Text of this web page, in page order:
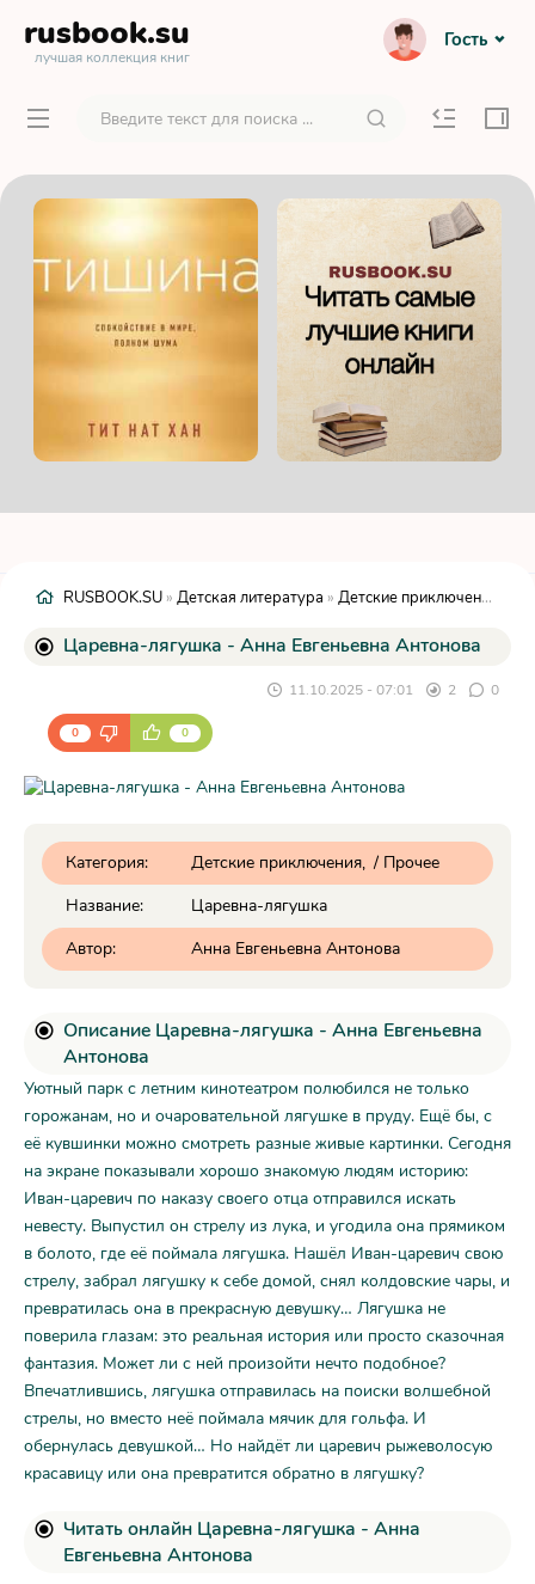
rusbook.su
лучшая коллекция книг
Гость
RUSBOOK.SU » Детская литература » Детские приключения
Царевна-лягушка - Анна Евгеньевна Антонова
11.10.2025 - 07:01 2 0
0 0
Категория: Детские приключения / Прочее
Название:
Царевна-лягушка
Автор:
Анна Евгеньевна Антонова
Описание Царевна-лягушка - Анна Евгеньевна
Антонова
Уютный парк с летним кинотеатром полюбился не только
горожанам, но и очаровательной лягушке в пруду. Ещё бы, с
её кувшинки можно смотреть разные живые картинки. Сегодня
на экране показывали хорошо знакомую людям историю:
Иван-царевич по наказу своего отца отправился искать
невесту. Выпустил он стрелу из лука, и угодила она прямиком
в болото, где её поймала лягушка. Нашёл Иван-царевич свою
стрелу, забрал лягушку к себе домой, снял колдовские чары, и
превратилась она в прекрасную девушку… Лягушка не
поверила глазам: это реальная история или просто сказочная
фантазия. Может ли с ней произойти нечто подобное?
Впечатлившись, лягушка отправилась на поиски волшебной
стрелы, но вместо неё поймала мячик для гольфа. И
обернулась девушкой… Но найдёт ли царевич рыжеволосую
красавицу или она превратится обратно в лягушку?
Читать онлайн Царевна-лягушка - Анна
Евгеньевна Антонова